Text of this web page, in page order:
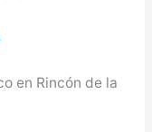
en Rincón de la